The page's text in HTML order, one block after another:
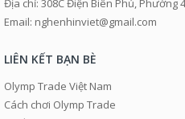
Địa chỉ: 308C Điện Biên Phủ, Phường
Email: nghenhinviet@gmail.com
LIÊN KẾT BẠN BÈ
Olymp Trade Việt Nam
Cách chơi Olymp Trade